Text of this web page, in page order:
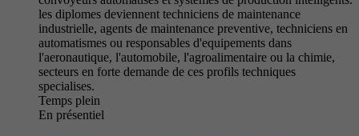
les diplomes deviennent techniciens de maintenance
industrielle, agents de maintenance preventive, techniciens en
automatismes ou responsables d'equipements dans
l'aeronautique, l'automobile, l'agroalimentaire ou la chimie,
secteurs en forte demande de ces profils techniques
specialises.
Temps plein
En présentiel